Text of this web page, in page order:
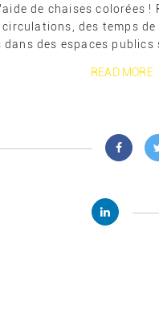
de chaises colorées !
des temps
dans des espaces publics
READ MORE